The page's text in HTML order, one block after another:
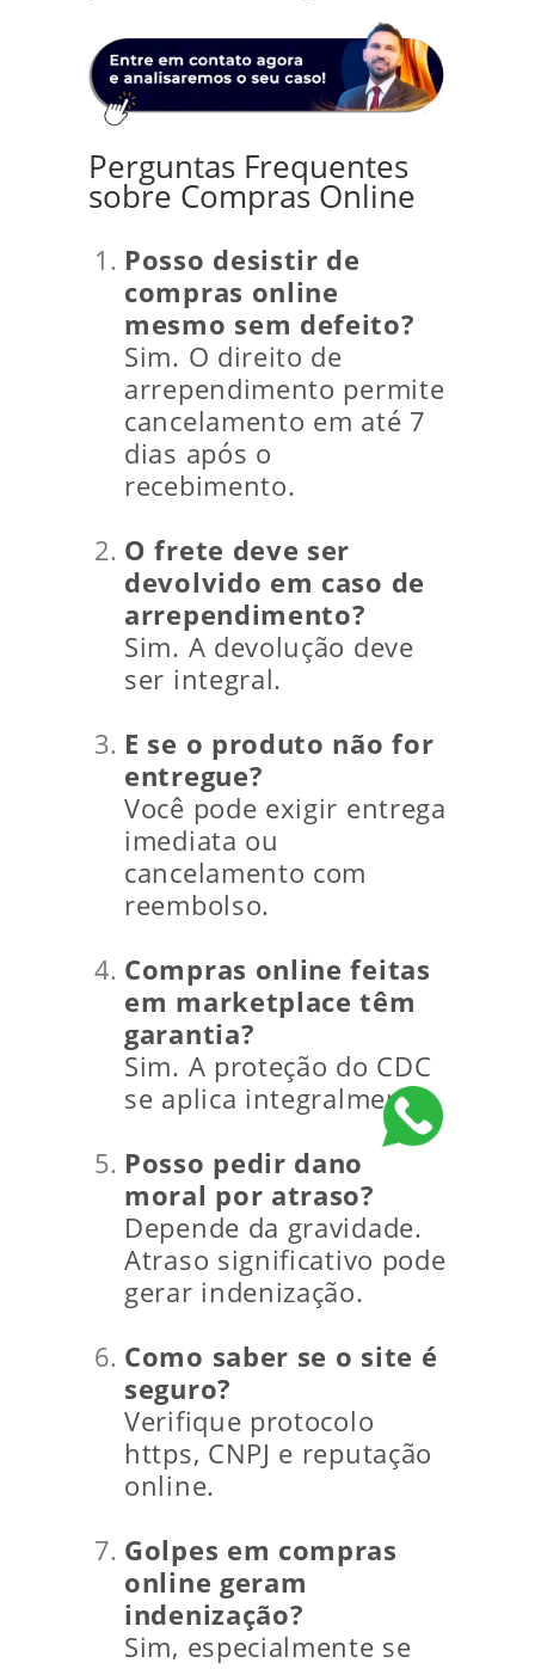
Perguntas Frequentes
sobre Compras Online
Posso desistir de
compras online
mesmo sem defeito?
Sim. O direito de
arrependimento permite
cancelamento em até 7
dias após o
recebimento.
O frete deve ser
devolvido em caso de
arrependimento?
Sim. A devolução deve
ser integral.
E se o produto não for
entregue?
Você pode exigir entrega
imediata ou
cancelamento com
reembolso.
Compras online feitas
em marketplace têm
garantia?
Sim. A proteção do CDC
se aplica integralmente.
Posso pedir dano
moral por atraso?
Depende da gravidade.
Atraso significativo pode
gerar indenização.
Como saber se o site é
seguro?
Verifique protocolo
https, CNPJ e reputação
online.
Golpes em compras
online geram
indenização?
Sim, especialmente se